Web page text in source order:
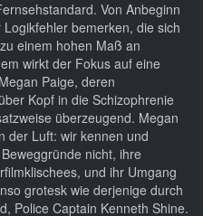
Von Anbeginn
bemerken, die sich
einem hohen Maß an
wirkt der Fokus auf eine
Paige, deren
Kopf in die Schizophrenie
überzeugend. Megan
der Luft: wir kennen und
nicht, ihre
und ihr Umgang
grotesk wie derjenige durch
Police Captain Kenneth Shine.